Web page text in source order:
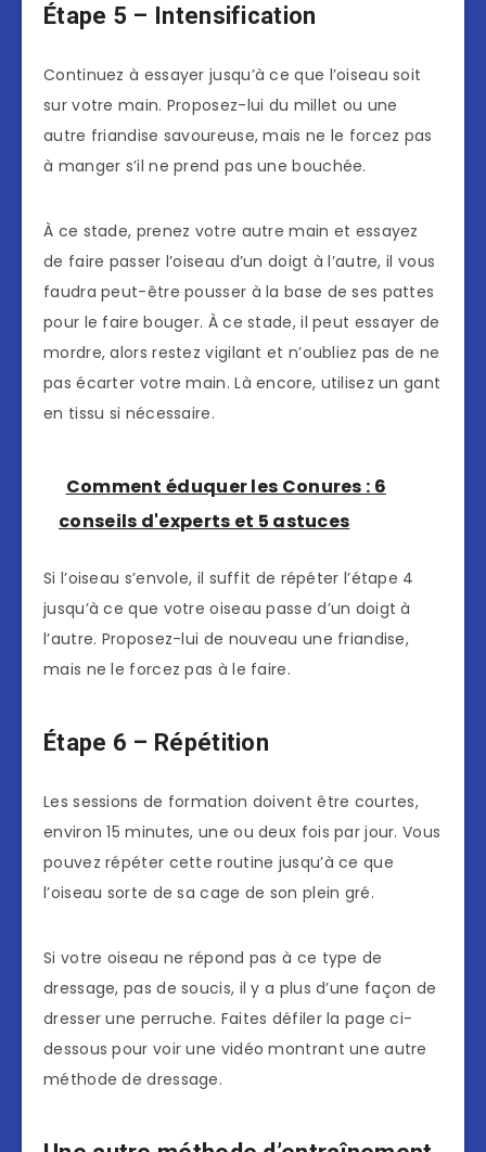
Étape 5 – Intensification
Continuez à essayer jusqu’à ce que l’oiseau soit
sur votre main. Proposez-lui du millet ou une
autre friandise savoureuse, mais ne le forcez pas
à manger s’il ne prend pas une bouchée.
À ce stade, prenez votre autre main et essayez
de faire passer l’oiseau d’un doigt à l’autre, il vous
faudra peut-être pousser à la base de ses pattes
pour le faire bouger. À ce stade, il peut essayer de
mordre, alors restez vigilant et n’oubliez pas de ne
pas écarter votre main. Là encore, utilisez un gant
en tissu si nécessaire.
Comment éduquer les Conures : 6
conseils d'experts et 5 astuces
Si l’oiseau s’envole, il suffit de répéter l’étape 4
jusqu’à ce que votre oiseau passe d’un doigt à
l’autre. Proposez-lui de nouveau une friandise,
mais ne le forcez pas à le faire.
Étape 6 – Répétition
Les sessions de formation doivent être courtes,
environ 15 minutes, une ou deux fois par jour. Vous
pouvez répéter cette routine jusqu’à ce que
l’oiseau sorte de sa cage de son plein gré.
Si votre oiseau ne répond pas à ce type de
dressage, pas de soucis, il y a plus d’une façon de
dresser une perruche. Faites défiler la page ci-
dessous pour voir une vidéo montrant une autre
méthode de dressage.